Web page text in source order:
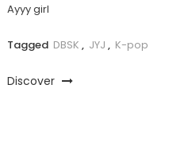
Ayyy girl
Tagged DBSK , JYJ , K-pop
Discover